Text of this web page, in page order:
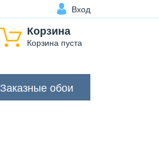
Вход
Корзина
Корзина пуста
Заказные обои